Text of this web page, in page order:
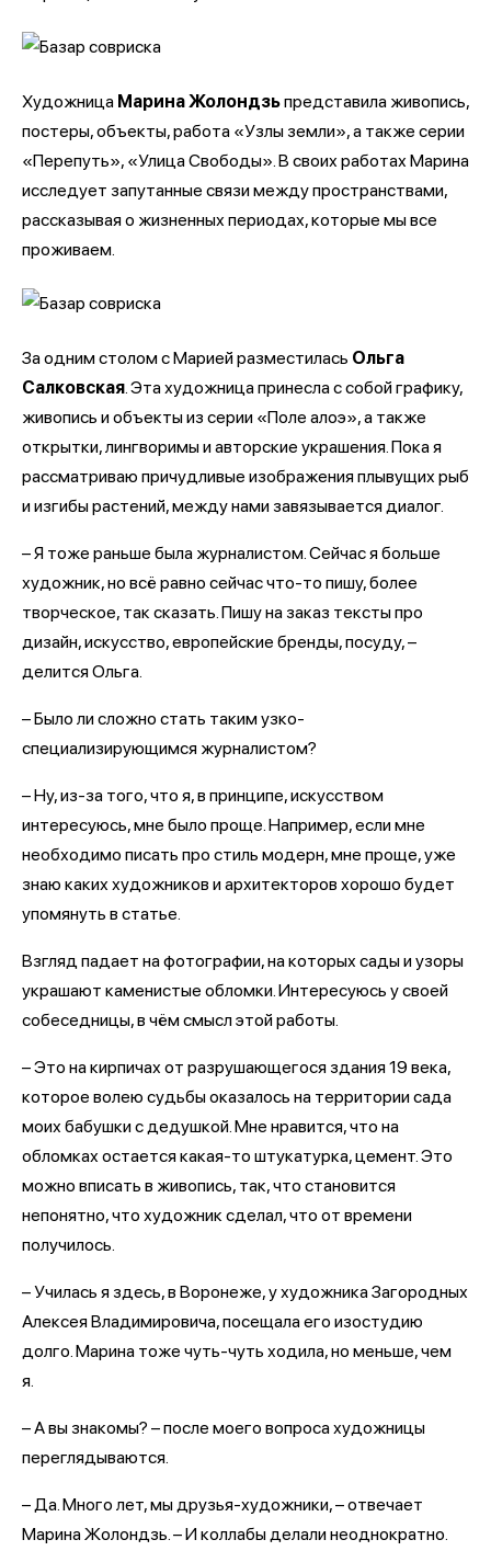
Художница Марина Жолондзьпредставила живопись,
постеры, объекты, работа «Узлы земли», а также серии
«Перепуть», «Улица Свободы». В своих работах Марина
исследует запутанные связи между пространствами,
рассказывая о жизненных периодах, которые мы все
проживаем.
За одним столом с Марией разместилась Ольга
Салковская . Эта художница принесла с собой графику,
живопись и объекты из серии «Поле алоэ», а также
открытки, лингворимы и авторские украшения. Пока я
рассматриваю причудливые изображения плывущих рыб
и изгибы растений, между нами завязывается диалог.
– Я тоже раньше была журналистом. Сейчас я больше
художник, но всё равно сейчас что-то пишу, более
творческое, так сказать. Пишу на заказ тексты про
дизайн, искусство, европейские бренды, посуду, –
делится Ольга.
– Было ли сложно стать таким узко-
специализирующимся журналистом?
– Ну, из-за того, что я, в принципе, искусством
интересуюсь, мне было проще. Например, если мне
необходимо писать про стиль модерн, мне проще, уже
знаю каких художников и архитекторов хорошо будет
упомянуть в статье.
Взгляд падает на фотографии, на которых сады и узоры
украшают каменистые обломки. Интересуюсь у своей
собеседницы, в чём смысл этой работы.
– Это на кирпичах от разрушающегося здания 19 века,
которое волею судьбы оказалось на территории сада
моих бабушки с дедушкой. Мне нравится, что на
обломках остается какая-то штукатурка, цемент. Это
можно вписать в живопись, так, что становится
непонятно, что художник сделал, что от времени
получилось.
– Училась я здесь, в Воронеже, у художника Загородных
Алексея Владимировича, посещала его изостудию
долго. Марина тоже чуть-чуть ходила, но меньше, чем
я.
– А вы знакомы? – после моего вопроса художницы
переглядываются.
– Да. Много лет, мы друзья-художники, – отвечает
Марина Жолондзь. – И коллабы делали неоднократно.